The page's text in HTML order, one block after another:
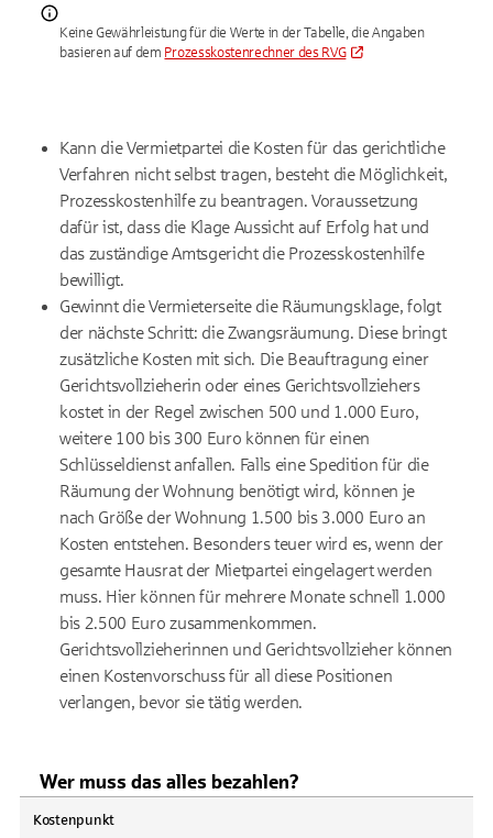
Keine Gewährleistung für die Werte in der Tabelle, die Angaben
basieren auf dem Prozesskostenrechner des RVG
Kann die Vermietpartei die Kosten für das gerichtliche
Verfahren nicht selbst tragen, besteht die Möglichkeit,
Prozesskostenhilfe zu beantragen. Voraussetzung
dafür ist, dass die Klage Aussicht auf Erfolg hat und
das zuständige Amtsgericht die Prozesskostenhilfe
bewilligt.
Gewinnt die Vermieterseite die Räumungsklage, folgt
der nächste Schritt: die Zwangsräumung. Diese bringt
zusätzliche Kosten mit sich. Die Beauftragung einer
Gerichtsvollzieherin oder eines Gerichtsvollziehers
kostet in der Regel zwischen 500 und 1.000 Euro,
weitere 100 bis 300 Euro können für einen
Schlüsseldienst anfallen. Falls eine Spedition für die
Räumung der Wohnung benötigt wird, können je
nach Größe der Wohnung 1.500 bis 3.000 Euro an
Kosten entstehen. Besonders teuer wird es, wenn der
gesamte Hausrat der Mietpartei eingelagert werden
muss. Hier können für mehrere Monate schnell 1.000
bis 2.500 Euro zusammenkommen.
Gerichtsvollzieherinnen und Gerichtsvollzieher können
einen Kostenvorschuss für all diese Positionen
verlangen, bevor sie tätig werden.
Wer muss das alles bezahlen?
Kostenpunkt